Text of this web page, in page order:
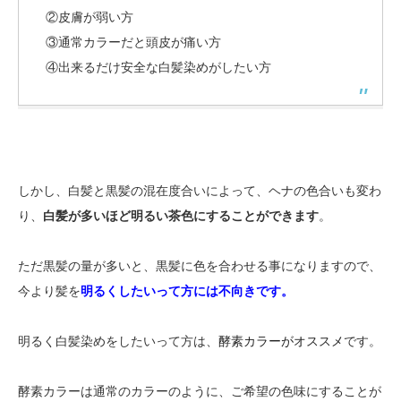
②皮膚が弱い方
③通常カラーだと頭皮が痛い方
④出来るだけ安全な白髪染めがしたい方
しかし、白髪と黒髪の混在度合いによって、ヘナの色合いも変わ
り、 白髪が多いほど明るい茶色にすることができます。
ただ黒髪の量が多いと、黒髪に色を合わせる事になりますので、
今より髪を明るくしたいって方には不向きです。
明るく白髪染めをしたいって方は、 酵素カラーがオススメです。
酵素カラーは通常のカラーのように、ご希望の色味にすることが